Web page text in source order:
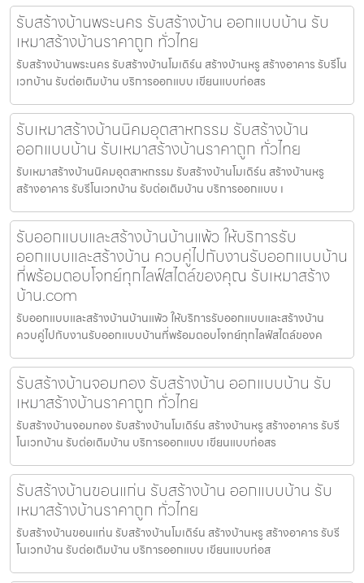
รับสร้างบ้านพระนคร รับสร้างบ้าน ออกแบบบ้าน รับ
เหมาสร้างบ้านราคาถูก ทั่วไทย
รับสร้างบ้านพระนคร รับสร้างบ้านโมเดิร์น สร้างบ้านหรู สร้างอาคาร รับรีโน
เวทบ้าน รับต่อเติมบ้าน บริการออกแบบ เขียนแบบก่อสร
รับเหมาสร้างบ้านนิคมอุตสาหกรรม รับสร้างบ้าน
ออกแบบบ้าน รับเหมาสร้างบ้านราคาถูก ทั่วไทย
รับเหมาสร้างบ้านนิคมอุตสาหกรรม รับสร้างบ้านโมเดิร์น สร้างบ้านหรู
สร้างอาคาร รับรีโนเวทบ้าน รับต่อเติมบ้าน บริการออกแบบ เ
รับออกแบบและสร้างบ้านบ้านแพ้ว ให้บริการรับ
ออกแบบและสร้างบ้าน ควบคู่ไปกับงานรับออกแบบบ้าน
ที่พร้อมตอบโจทย์ทุกไลฟ์สไตล์ของคุณ รับเหมาสร้าง
บ้าน.com
รับออกแบบและสร้างบ้านบ้านแพ้ว ให้บริการรับออกแบบและสร้างบ้าน
ควบคู่ไปกับงานรับออกแบบบ้านที่พร้อมตอบโจทย์ทุกไลฟ์สไตล์ของค
รับสร้างบ้านจอมทอง รับสร้างบ้าน ออกแบบบ้าน รับ
เหมาสร้างบ้านราคาถูก ทั่วไทย
รับสร้างบ้านจอมทอง รับสร้างบ้านโมเดิร์น สร้างบ้านหรู สร้างอาคาร รับรี
โนเวทบ้าน รับต่อเติมบ้าน บริการออกแบบ เขียนแบบก่อสร
รับสร้างบ้านขอนแก่น รับสร้างบ้าน ออกแบบบ้าน รับ
เหมาสร้างบ้านราคาถูก ทั่วไทย
รับสร้างบ้านขอนแก่น รับสร้างบ้านโมเดิร์น สร้างบ้านหรู สร้างอาคาร รับรี
โนเวทบ้าน รับต่อเติมบ้าน บริการออกแบบ เขียนแบบก่อส